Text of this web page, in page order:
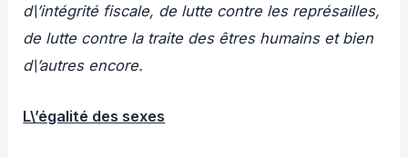
d\’intégrité fiscale, de lutte contre les représailles,
de lutte contre la traite des êtres humains et bien
d\’autres encore.
L\’égalité des sexes